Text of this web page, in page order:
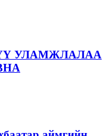
УЛАМЖЛАЛАА